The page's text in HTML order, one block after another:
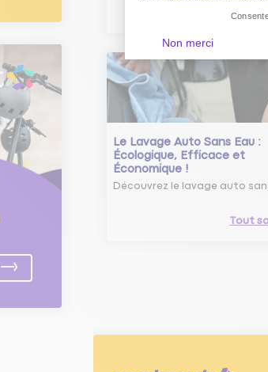
Tout
Le Lavage Auto Sans Eau :
Écologique, Efficace et
Économique !
Découvrez le lavage auto
Tout
Non merci